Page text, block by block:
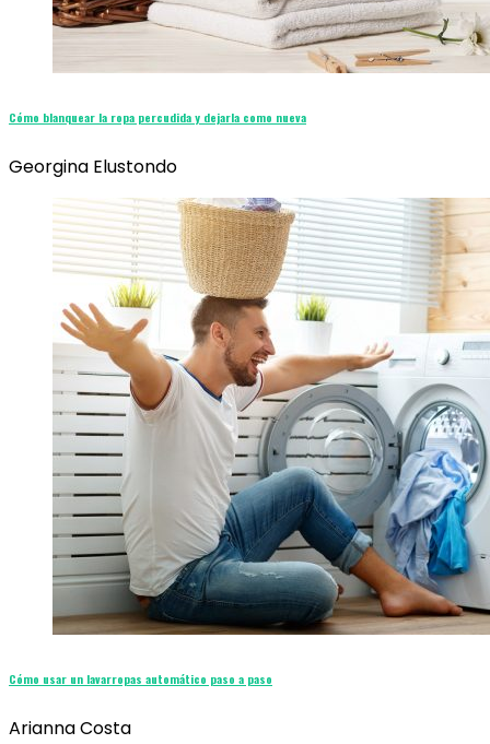
Cómo blanquear la ropa percudida y dejarla como nueva
Georgina Elustondo
Cómo usar un lavarropas automático paso a paso
Arianna Costa